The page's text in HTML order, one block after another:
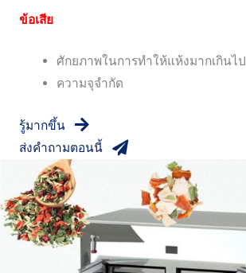
ข้อเสีย
ศักยภาพในการทำให้แห้งมากเกินไป
ความจุจำกัด
รู้มากขึ้น
ส่งคำถามตอนนี้